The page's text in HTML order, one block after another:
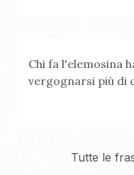
Chi fa l'elemosina
vergognarsi più di
Tutte le